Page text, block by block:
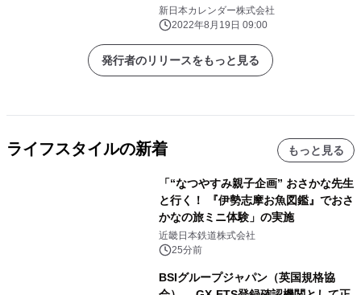
アル！
新日本カレンダー株式会社
2022年8月19日 09:00
発行者のリリースをもっと見る
ライフスタイルの新着 もっと見る
「“なつやすみ親子企画” おさかな先生
と行く！ 『伊勢志摩お魚図鑑』でおさ
かなの旅ミニ体験」の実施
近畿日本鉄道株式会社
25分前
BSIグループジャパン（英国規格協